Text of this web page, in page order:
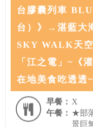
台膠囊列車
台）》→湛藍大
SKY WALK天
「江之電」~《
在地美食吃透透
早餐： X
午餐： ★部
景巨